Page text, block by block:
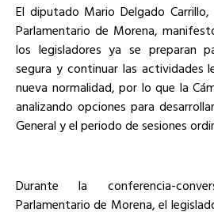
El diputado Mario Delgado
Parlamentario de Morena,
los legisladores ya se preparan
segura y continuar las actividades
nueva normalidad, por lo que la
analizando opciones para
General y el periodo de sesiones
Durante la conferencia-
Parlamentario de Morena, el